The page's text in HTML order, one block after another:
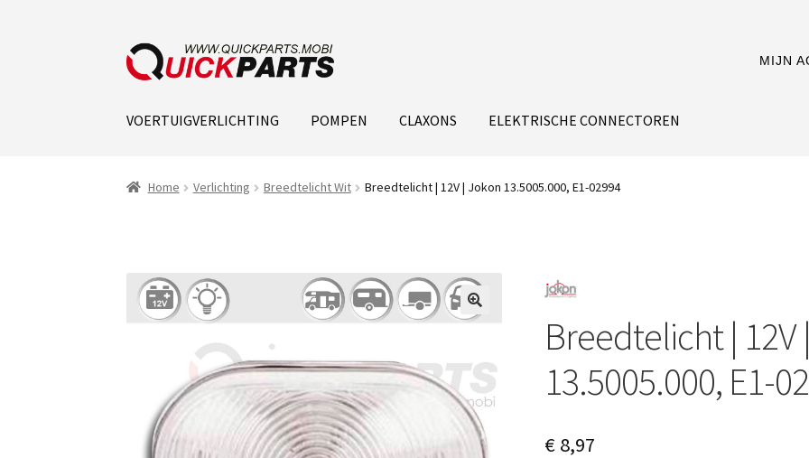
MIJN
VOERTUIGVERLICHTING POMPEN CLAXONS ELEKTRISCHE CONNECTOREN
Home Verlichting Breedtelicht Wit Breedtelicht | 12V | Jokon 13.5005.000, E1-02994
Breedtelicht | 12V
13.5005.000, E1-
€8,97